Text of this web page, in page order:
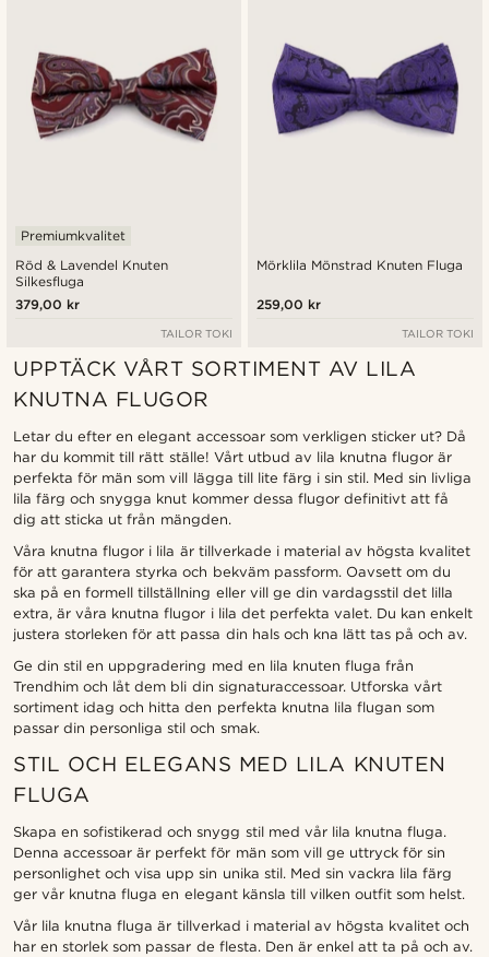
Röd & Lavendel Knuten
Silkesfluga
Premiumkvalitet
379,00 kr
TAILOR TOKI
Mörklila Mönstrad Knuten Fluga
259,00 kr
TAILOR TOKI
UPPTÄCK VÅRT SORTIMENT AV LILA
KNUTNA FLUGOR
Letar du efter en elegant accessoar som verkligen sticker ut? Då
har du kommit till rätt ställe! Vårt utbud av lila knutna flugor är
perfekta för män som vill lägga till lite färg i sin stil. Med sin livliga
lila färg och snygga knut kommer dessa flugor definitivt att få
dig att sticka ut från mängden.
Våra knutna flugor i lila är tillverkade i material av högsta kvalitet
för att garantera styrka och bekväm passform. Oavsett om du
ska på en formell tillställning eller vill ge din vardagsstil det lilla
extra, är våra knutna flugor i lila det perfekta valet. Du kan enkelt
justera storleken för att passa din hals och kna lätt tas på och av.
Ge din stil en uppgradering med en lila knuten fluga från
Trendhim och låt dem bli din signaturaccessoar. Utforska vårt
sortiment idag och hitta den perfekta knutna lila flugan som
passar din personliga stil och smak.
STIL OCH ELEGANS MED LILA KNUTEN
FLUGA
Skapa en sofistikerad och snygg stil med vår lila knutna fluga.
Denna accessoar är perfekt för män som vill ge uttryck för sin
personlighet och visa upp sin unika stil. Med sin vackra lila färg
ger vår knutna fluga en elegant känsla till vilken outfit som helst.
Vår lila knutna fluga är tillverkad i material av högsta kvalitet och
har en storlek som passar de flesta. Den är enkel att ta på och av.